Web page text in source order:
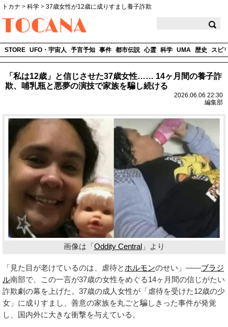
トカナ > 科学 > 37歳女性が12歳に成りすまし養子詐欺
STORE UFO・宇宙人 予言予知 事件 都市伝説 心霊 科学 UMA 歴史 スピ
「私は12歳」と信じさせた37歳女性…… 14ヶ月間の養子詐
欺、哺乳瓶と悪夢の演技で家族を騙し続ける
2026.06.06 22:30
編集部
画像は「Oddity Central」より
「見た目が老けているのは、虐待と ホルモンのせい」——ブラジ
ル南部で、この一言が37歳の女性をめぐる14ヶ月間の信じがたい
詐欺劇の幕を上げた。37歳の成人女性が「虐待を受けた12歳の少
女」に成りすまし、善意の家族を丸ごと騙しきった事件が発覚
し、国内外に大きな衝撃を与えている。